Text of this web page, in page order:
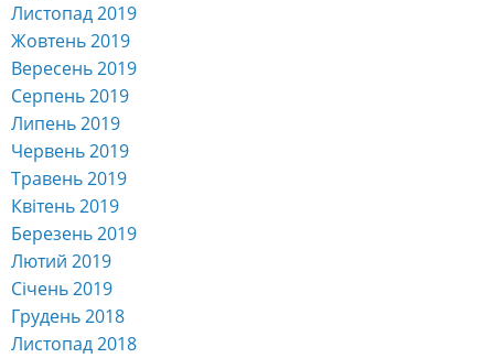
Листопад 2019
Жовтень 2019
Вересень 2019
Серпень 2019
Липень 2019
Червень 2019
Травень 2019
Квітень 2019
Березень 2019
Лютий 2019
Січень 2019
Грудень 2018
Листопад 2018